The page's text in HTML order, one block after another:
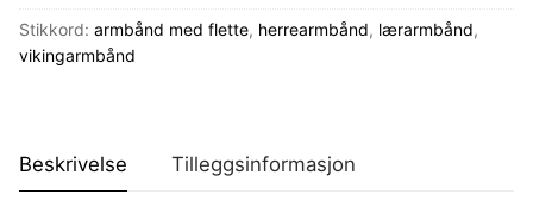
Stikkord: armbånd med flette, herrearmbånd, lærarmbånd,
vikingarmbånd
Beskrivelse Tilleggsinformasjon